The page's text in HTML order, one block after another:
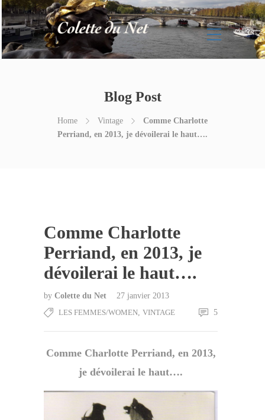
Blog Post
Home Vintage
Comme Charlotte
Perriand, en 2013, je dévoilerai le haut….
Comme Charlotte
Perriand, en 2013, je
dévoilerai le haut….
by Colette du Net
27 janvier 2013
LES FEMMES/WOMEN, VINTAGE 5
Comme Charlotte Perriand, en 2013,
je dévoilerai le haut….